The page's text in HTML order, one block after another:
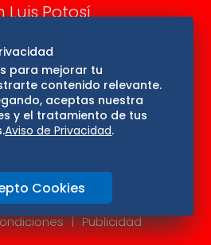
Luis Potosí
Edomex
Hidalgo
Oaxaca
Directorio
Publicidad
para mejorar tu
contenido relevante.
aceptas nuestra
y el tratamiento de tus
Aviso de Privacidad.
Cookies